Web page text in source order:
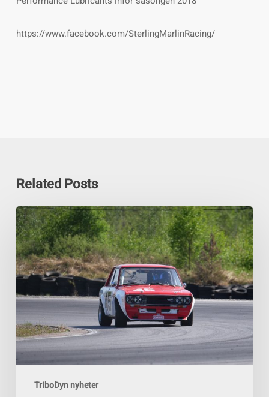
https://www.facebook.com/SterlingMarlinRacing/
Related Posts
TriboDyn nyheter
TriboDy-
oljor
i
Arvo
Laitinens
Datsun
1800s
Historic-
racerbil.